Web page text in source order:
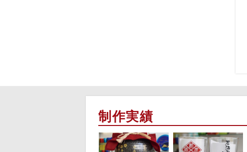
制作実績